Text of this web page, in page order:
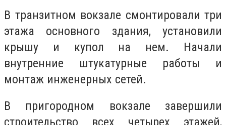
В транзитном вокзале смонтировали три
этажа основного здания, установили
крышу и купол на нем. Начали
внутренние штукатурные работы и
монтаж инженерных сетей.
В пригородном вокзале завершили
строительство всех четырех этажей,